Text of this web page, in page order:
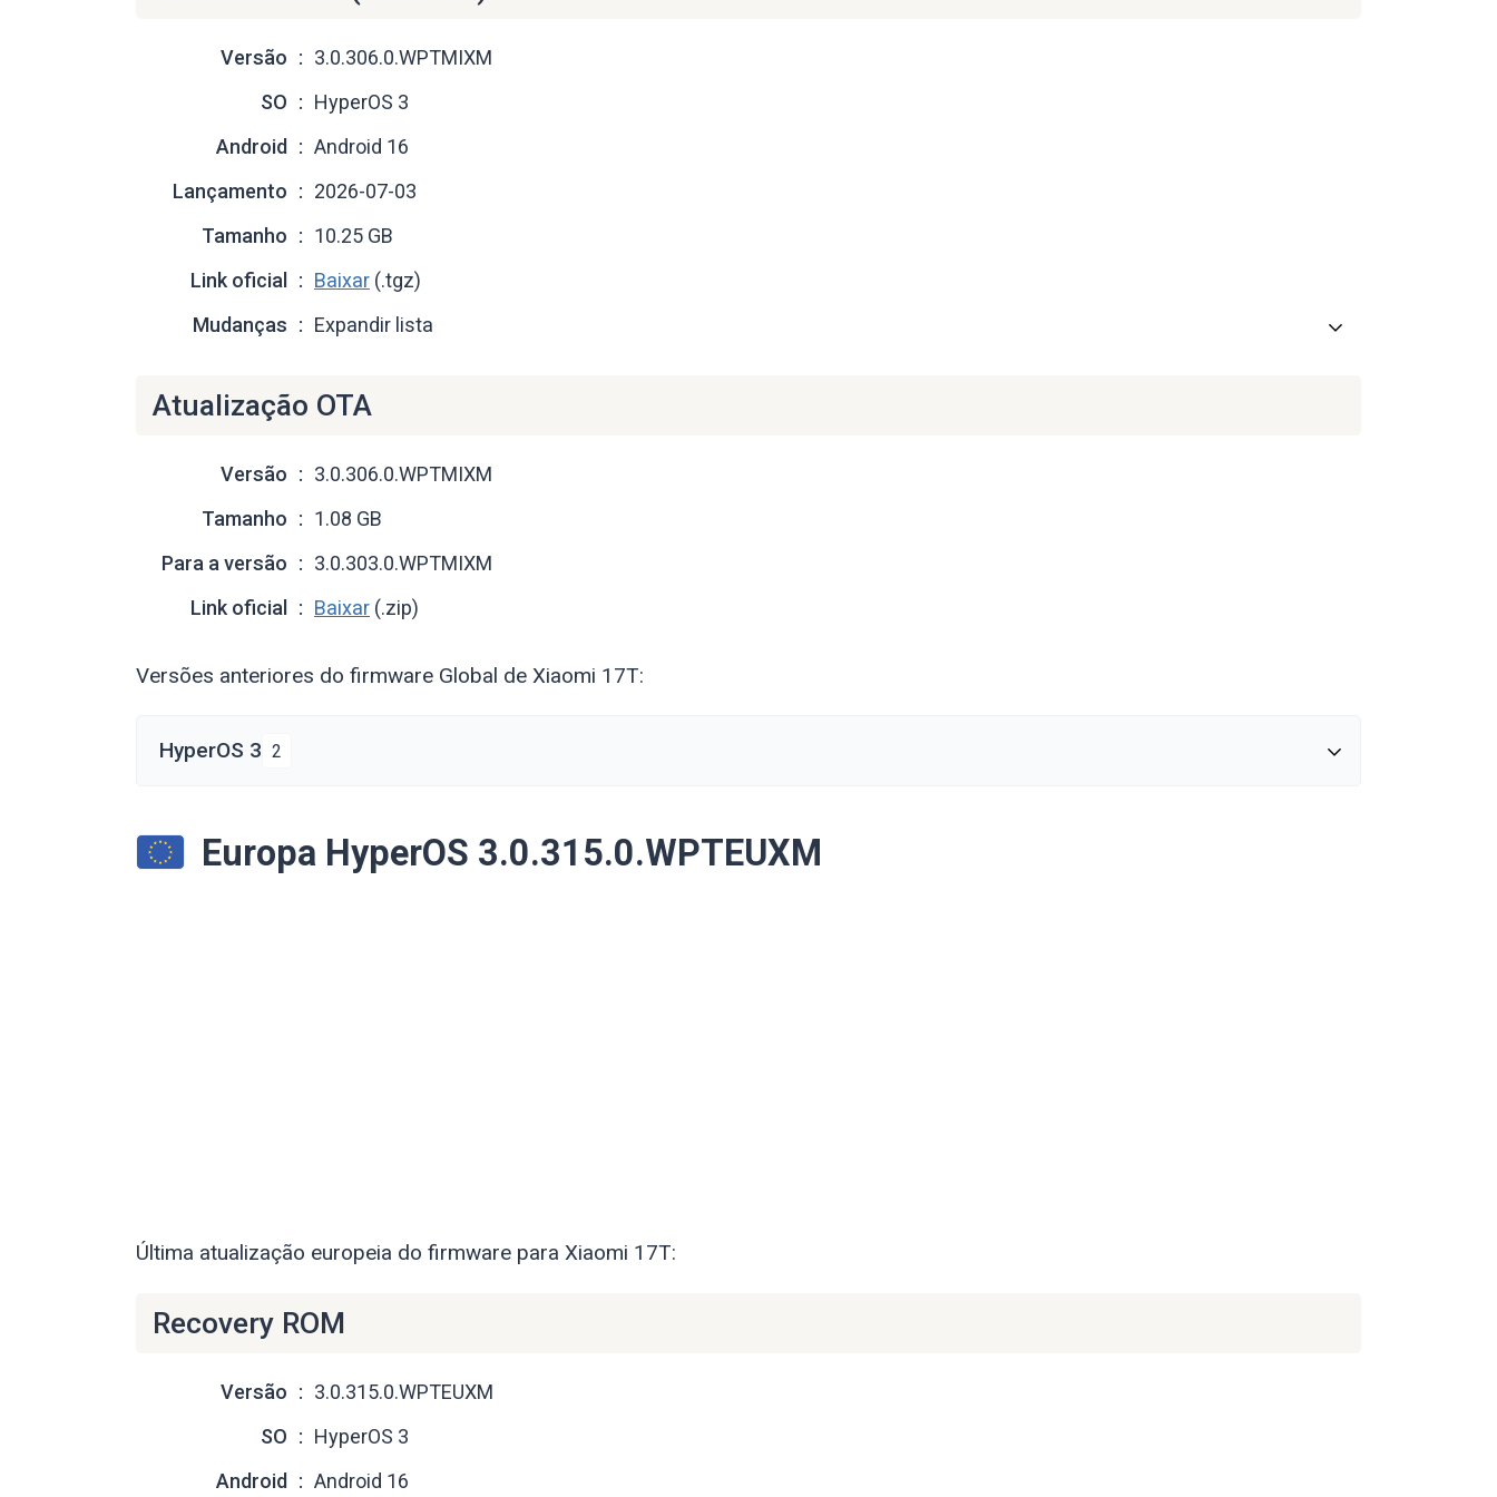
Versão
3.0.306.0.WPTMIXM
SO
HyperOS 3
Android
Android 16
Lançamento
2026-07-03
Tamanho
10.25 GB
Link oficial
Baixar (.tgz)
Mudanças
Expandir lista
Atualização OTA
Versão
3.0.306.0.WPTMIXM
Tamanho
1.08 GB
Para a versão
3.0.303.0.WPTMIXM
Link oficial
Baixar (.zip)
Versões anteriores do firmware Global de Xiaomi 17T:
HyperOS 3 2
Europa HyperOS 3.0.315.0.WPTEUXM
Última atualização europeia do firmware para Xiaomi 17T:
Recovery ROM
Versão
3.0.315.0.WPTEUXM
SO
HyperOS 3
Android
Android 16